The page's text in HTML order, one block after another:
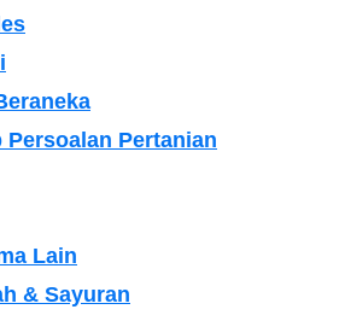
Persoalan Pertanian
Lain
& Sayuran